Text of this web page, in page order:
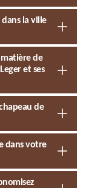
dans la ville
matière de
et ses
de
dans votre